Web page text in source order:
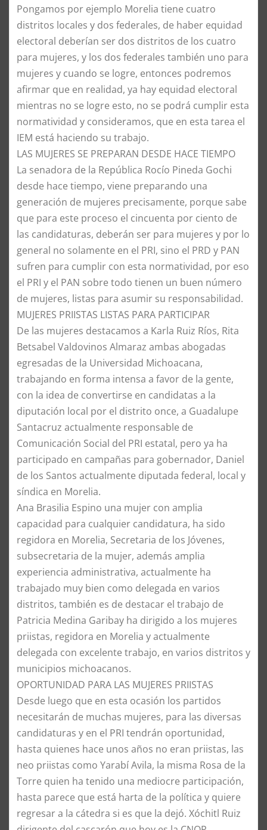
​Pongamos por ejemplo Morelia tiene cuatro
distritos locales y dos federales, de haber equidad
electoral deberían ser dos distritos de los cuatro
para mujeres, y los dos federales también uno para
mujeres y cuando se logre, entonces podremos
afirmar que en realidad, ya hay equidad electoral
mientras no se logre esto, no se podrá cumplir esta
normatividad y consideramos, que en esta tarea el
IEM está haciendo su trabajo.
​LAS MUJERES SE PREPARAN DESDE HACE TIEMPO
​La senadora de la República Rocío Pineda Gochi
desde hace tiempo, viene preparando una
generación de mujeres precisamente, porque sabe
que para este proceso el cincuenta por ciento de
las candidaturas, deberán ser para mujeres y por lo
general no solamente en el PRI, sino el PRD y PAN
sufren para cumplir con esta normatividad, por eso
el PRI y el PAN sobre todo tienen un buen número
de mujeres, listas para asumir su responsabilidad.
​MUJERES PRIISTAS LISTAS PARA PARTICIPAR
​De las mujeres destacamos a Karla Ruiz Ríos, Rita
Betsabel Valdovinos Almaraz ambas abogadas
egresadas de la Universidad Michoacana,
trabajando en forma intensa a favor de la gente,
con la idea de convertirse en candidatas a la
diputación local por el distrito once, a Guadalupe
Santacruz actualmente responsable de
Comunicación Social del PRI estatal, pero ya ha
participado en campañas para gobernador, Daniel
de los Santos actualmente diputada federal, local y
síndica en Morelia.
​Ana Brasilia Espino una mujer con amplia
capacidad para cualquier candidatura, ha sido
regidora en Morelia, Secretaria de los Jóvenes,
subsecretaria de la mujer, además amplia
experiencia administrativa, actualmente ha
trabajado muy bien como delegada en varios
distritos, también es de destacar el trabajo de
Patricia Medina Garibay ha dirigido a los mujeres
priistas, regidora en Morelia y actualmente
delegada con excelente trabajo, en varios distritos y
municipios michoacanos.
OPORTUNIDAD PARA LAS MUJERES PRIISTAS
Desde luego que en esta ocasión los partidos
necesitarán de muchas mujeres, para las diversas
candidaturas y en el PRI tendrán oportunidad,
hasta quienes hace unos años no eran priistas, las
neo priistas como Yarabí Avila, la misma Rosa de la
Torre quien ha tenido una mediocre participación,
hasta parece que está harta de la política y quiere
regresar a la cátedra si es que la dejó. Xóchitl Ruiz